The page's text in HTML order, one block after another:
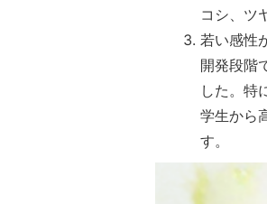
コシ、ツ
若い感性
開発段階
した。特
学生から
す。